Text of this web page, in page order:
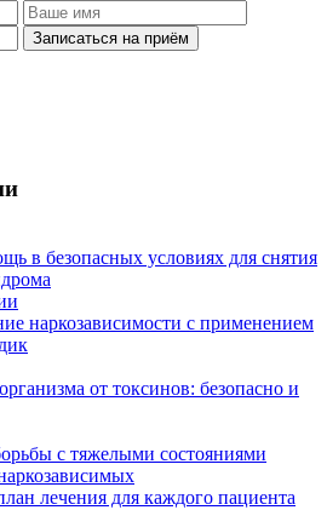
Записаться на приём
в безопасных условиях для снятия
наркозависимости с применением
от токсинов: безопасно и
с тяжелыми состояниями
лечения для каждого пациента